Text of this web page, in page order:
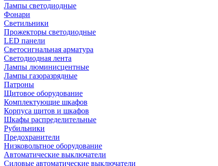
Лампы светодиодные
Фонари
Светильники
Прожекторы светодиодные
LED панели
Светосигнальная арматура
Светодиодная лента
Лампы люминисцентные
Лампы газоразрядные
Патроны
Щитовое оборудование
Комплектующие шкафов
Корпуса щитов и шкафов
Шкафы распределительные
Рубильники
Предохранители
Низковольтное оборудование
Автоматические выключатели
Силовые автоматические выключатели